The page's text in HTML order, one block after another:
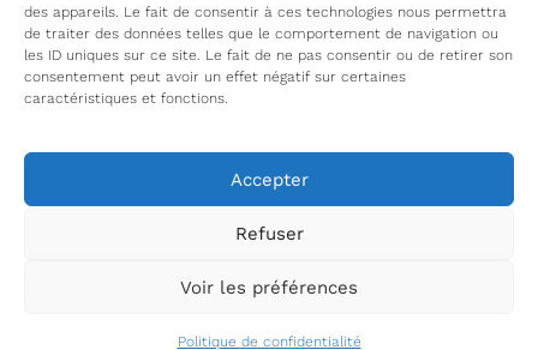
des appareils. Le fait de consentir à ces technologies nous permettra
de traiter des données telles que le comportement de navigation ou
les ID uniques sur ce site. Le fait de ne pas consentir ou de retirer son
consentement peut avoir un effet négatif sur certaines
caractéristiques et fonctions.
Accepter
Refuser
Voir les préférences
Politique de confidentialité
Mentions légales
Politique de confidentialité
Les Insatiables, une association du